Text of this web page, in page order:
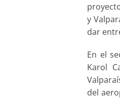
y
dar
En el
Karol
del